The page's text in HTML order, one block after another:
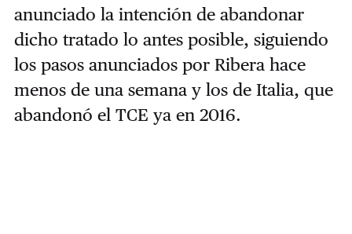
anunciado la intención de abandonar
dicho tratado lo antes posible, siguiendo
los pasos anunciados por Ribera hace
menos de una semana y los de Italia, que
abandonó el TCE ya en 2016.